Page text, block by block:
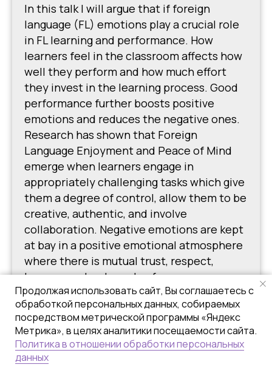
In this talk I will argue that if foreign
language (FL) emotions play a crucial role
in FL learning and performance. How
learners feel in the classroom affects how
well they perform and how much effort
they invest in the learning process. Good
performance further boosts positive
emotions and reduces the negative ones.
Research has shown that Foreign
Language Enjoyment and Peace of Mind
emerge when learners engage in
appropriately challenging tasks which give
them a degree of control, allow them to be
creative, authentic, and involve
collaboration. Negative emotions are kept
at bay in a positive emotional atmosphere
where there is mutual trust, respect,
humour, and a clear plan for progress.
More about Jean-Marc
Продолжая использовать сайт, Вы соглашаетесь с
обработкой персональных данных, собираемых
посредством метрической программы «Яндекс
Метрика», в целях аналитики посещаемости сайта.
Политика в отношении обработки персональных
данных